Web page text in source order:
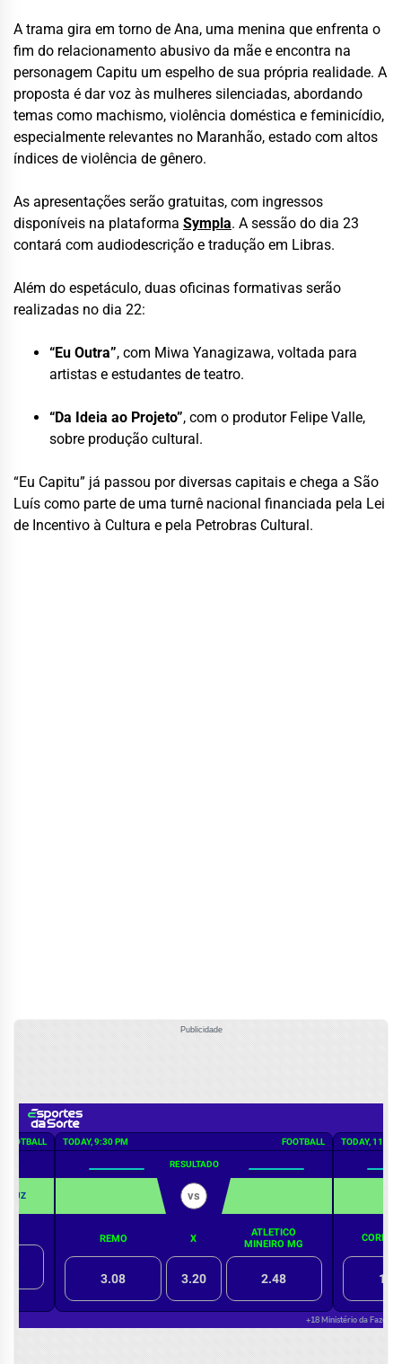
A trama gira em torno de Ana, uma menina que enfrenta o
fim do relacionamento abusivo da mãe e encontra na
personagem Capitu um espelho de sua própria realidade. A
proposta é dar voz às mulheres silenciadas, abordando
temas como machismo, violência doméstica e feminicídio,
especialmente relevantes no Maranhão, estado com altos
índices de violência de gênero.
As apresentações serão gratuitas, com ingressos
disponíveis na plataforma Sympla. A sessão do dia 23
contará com audiodescrição e tradução em Libras.
Além do espetáculo, duas oficinas formativas serão
realizadas no dia 22:
“Eu Outra”, com Miwa Yanagizawa, voltada para
artistas e estudantes de teatro.
“Da Ideia ao Projeto”, com o produtor Felipe Valle,
sobre produção cultural.
“Eu Capitu” já passou por diversas capitais e chega a São
Luís como parte de uma turnê nacional financiada pela Lei
de Incentivo à Cultura e pela Petrobras Cultural.
Publicidade